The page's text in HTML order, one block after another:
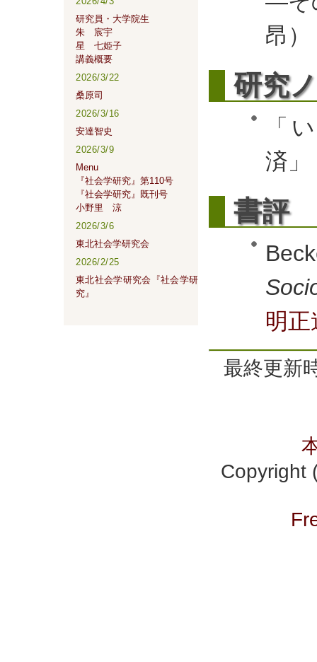
昂）
研究
「
済
書評
明正
最終更新
Copyright
研究員・大学院生
朱 宸宇
星 七姫子
講義概要
2026/3/22
桑原司
2026/3/16
安達智史
2026/3/9
Menu
『社会学研究』第110号
『社会学研究』既刊号
小野里 涼
2026/3/6
東北社会学研究会
2026/2/25
東北社会学研究会『社会学研
究』